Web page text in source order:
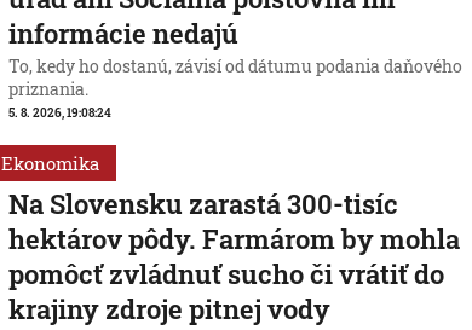
informácie nedajú
To, kedy ho dostanú, závisí od dátumu podania daňového
priznania.
5. 8. 2026, 19:08:24
Ekonomika
Na Slovensku zarastá 300-tisíc
hektárov pôdy. Farmárom by mohla
pomôcť zvládnuť sucho či vrátiť do
krajiny zdroje pitnej vody